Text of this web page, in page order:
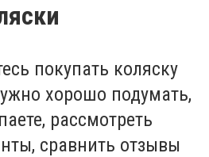
покупать коляску
хорошо подумать,
рассмотреть
сравнить отзывы